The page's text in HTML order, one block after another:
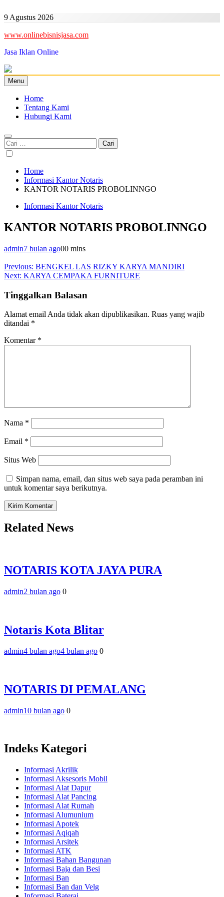
to
9 Agustus 2026
www.onlinebisnisjasa.com
Jasa Iklan Online
Menu
Home
Tentang Kami
Hubungi Kami
Cari
untuk:
Home
Informasi Kantor Notaris
KANTOR NOTARIS PROBOLINNGO
Informasi Kantor Notaris
KANTOR NOTARIS PROBOLINNGO
admin7 bulan ago00 mins
Navigasi
pos
Previous: BENGKEL LAS RIZKY KARYA MANDIRI
Next: KARYA CEMPAKA FURNITURE
Tinggalkan Balasan
Alamat email Anda tidak akan dipublikasikan. Ruas yang wajib
ditandai *
Komentar *
Nama *
Email *
Situs Web
Simpan nama, email, dan situs web saya pada peramban ini
untuk komentar saya berikutnya.
Related News
NOTARIS KOTA JAYA PURA
admin2 bulan ago 0
Notaris Kota Blitar
admin4 bulan ago4 bulan ago 0
NOTARIS DI PEMALANG
admin10 bulan ago 0
Indeks Kategori
Informasi Akrilik
Informasi Aksesoris Mobil
Informasi Alat Dapur
Informasi Alat Pancing
Informasi Alat Rumah
Informasi Alumunium
Informasi Apotek
Informasi Aqiqah
Informasi Arsitek
Informasi ATK
Informasi Bahan Bangunan
Informasi Baja dan Besi
Informasi Ban
Informasi Ban dan Velg